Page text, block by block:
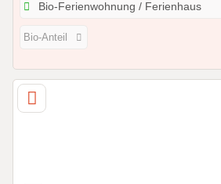
Bio-Ferienwohnung / Ferienhaus
Bio-Anteil